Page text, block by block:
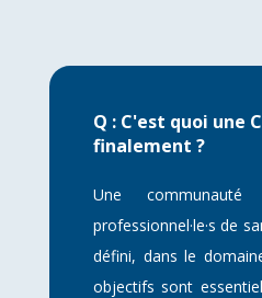
Q : C'est quoi une
finalement ?
Une communauté
professionnel·le·s de
défini, dans le
objectifs sont